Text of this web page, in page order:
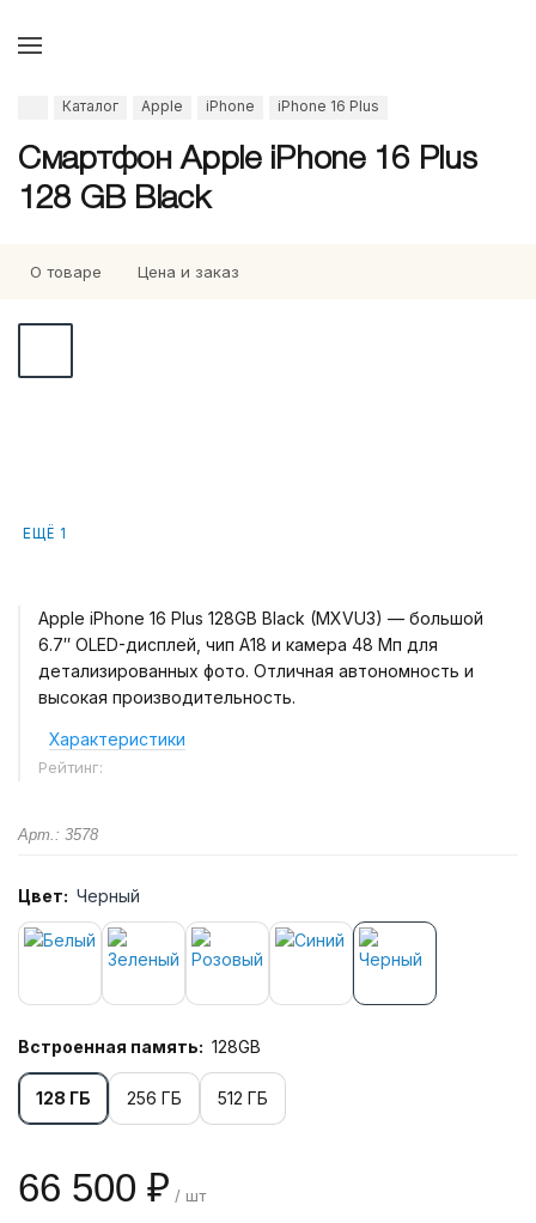
Каталог Apple iPhone iPhone 16 Plus
Смартфон Apple iPhone 16 Plus
128 GB Black
О товаре Цена и заказ
ЕЩЁ 1
Apple iPhone 16 Plus 128GB Black (MXVU3) — большой
6.7″ OLED-дисплей, чип A18 и камера 48 Мп для
детализированных фото. Отличная автономность и
высокая производительность.
Характеристики
Рейтинг:
Арт.: 3578
Цвет: Черный
Встроенная память: 128GB
128 ГБ 256 ГБ 512 ГБ
66 500 ₽ / шт